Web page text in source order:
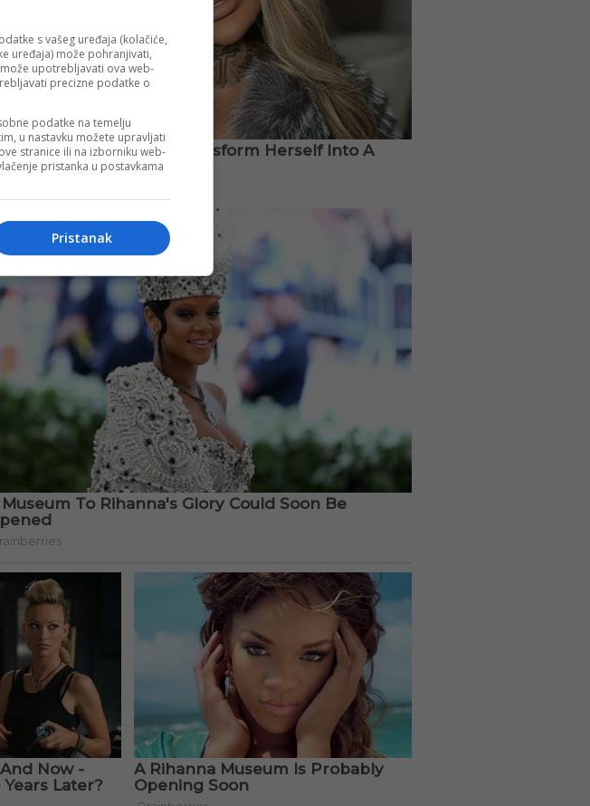
s vašeg uređaja (kolačiće,
uređaja) može pohranjivati,
upotrebljavati ova web-
precizne podatke o
podatke na temelju
u nastavku možete upravljati
stranice ili na izborniku web-
pristanka u postavkama
Pristanak